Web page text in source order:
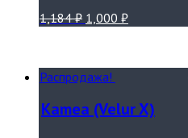
1,184₽ 1,000 ₽
Распродажа!
Kamea (Velur X)